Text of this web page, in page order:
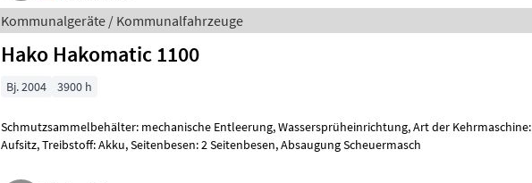
Kommunalgeräte / Kommunalfahrzeuge
Hako Hakomatic 1100
Bj. 2004 3900 h
Schmutzsammelbehälter: mechanische Entleerung, Wassersprüheinrichtung, Art der Kehrmaschine:
Aufsitz, Treibstoff: Akku, Seitenbesen: 2 Seitenbesen, Absaugung Scheuermasch